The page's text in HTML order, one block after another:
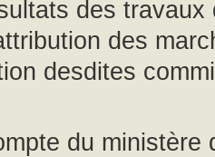
des travaux
des
desdites
du ministère